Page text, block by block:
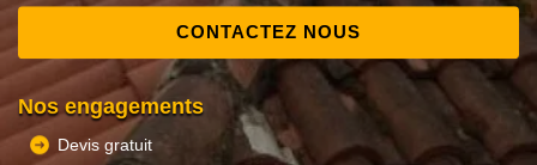
CONTACTEZ NOUS
Nos engagements
Devis gratuit